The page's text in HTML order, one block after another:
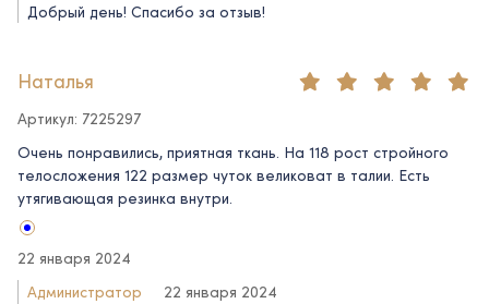
Добрый день! Спасибо за отзыв!
Наталья
Артикул: 7225297
Очень понравились, приятная ткань. На 118 рост стройного
телосложения 122 размер чуток великоват в талии. Есть
утягивающая резинка внутри.
22 января 2024
Администратор
22 января 2024